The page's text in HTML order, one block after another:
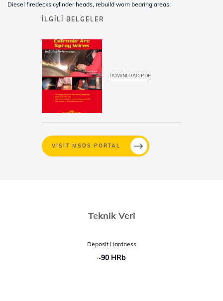
Diesel firedecks cylinder heads, rebuild worn bearing areas.
İLGILI BELGELER
DOWNLOAD PDF
VISIT MSDS PORTAL
Teknik Veri
Deposit Hardness
~90 HRb